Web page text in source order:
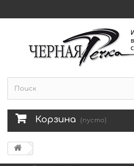
Корзина (пусто)